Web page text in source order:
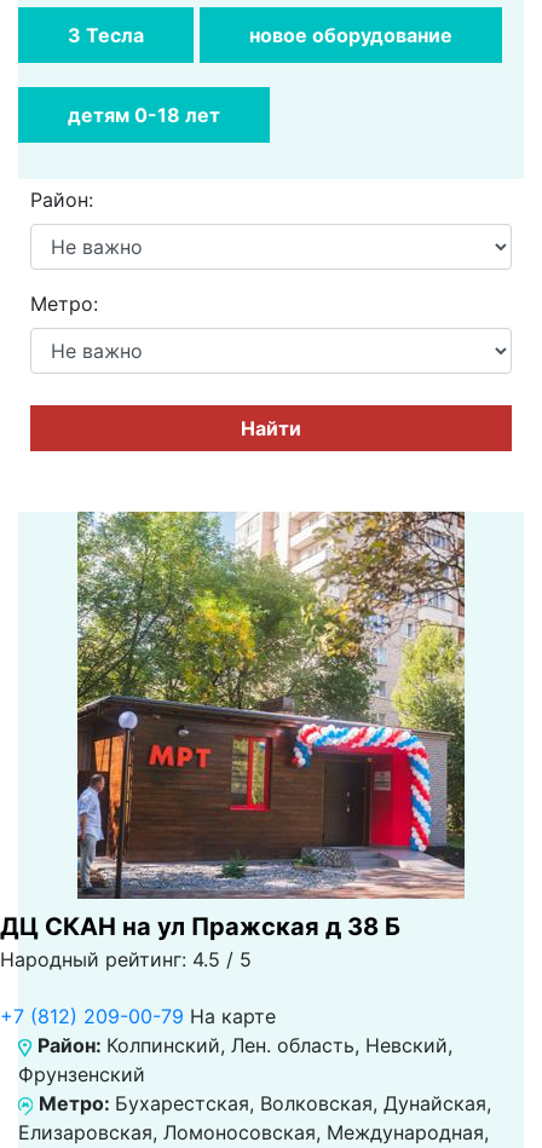
3 Тесла новое оборудование
детям 0-18 лет
Район:
Метро:
Найти
ДЦ СКАН на ул Пражская д 38 Б
Народный рейтинг: 4.5 / 5
+7 (812) 209-00-79 На карте
Район: Колпинский, Лен. область, Невский,
Фрунзенский
Метро: Бухарестская, Волковская, Дунайская,
Елизаровская, Ломоносовская, Международная,